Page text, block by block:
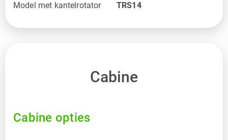
Model met kantelrotator TRS14
Cabine
Cabine opties